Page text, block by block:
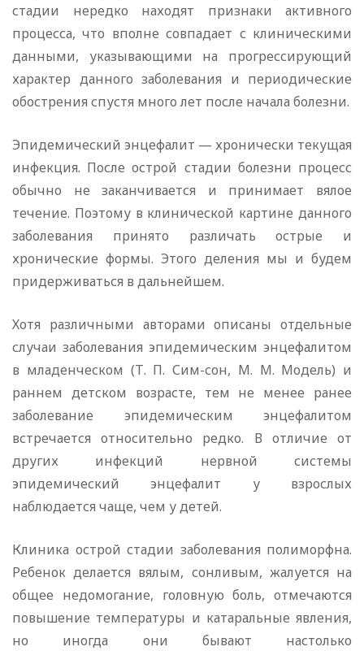
стадии нередко находят признаки активного
процесса, что вполне совпадает с клиническими
данными, указывающими на прогрессирующий
характер данного заболевания и периодические
обострения спустя много лет после начала болезни.
Эпидемический энцефалит — хронически текущая
инфекция. После острой стадии болезни процесс
обычно не заканчивается и принимает вялое
течение. Поэтому в клинической картине данного
заболевания принято различать острые и
хронические формы. Этого деления мы и будем
придерживаться в дальнейшем.
Хотя различными авторами описаны отдельные
случаи заболевания эпидемическим энцефалитом
в младенческом (Т. П. Сим-сон, М. М. Модель) и
раннем детском возрасте, тем не менее ранее
заболевание эпидемическим энцефалитом
встречается относительно редко. В отличие от
других инфекций нервной системы
эпидемический энцефалит у взрослых
наблюдается чаще, чем у детей.
Клиника острой стадии заболевания полиморфна.
Ребенок делается вялым, сонливым, жалуется на
общее недомогание, головную боль, отмечаются
повышение температуры и катаральные явления,
но иногда они бывают настолько